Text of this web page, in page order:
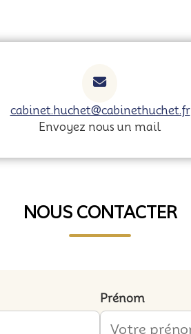
cabinet.huchet@cabinethuchet.fr
Envoyez nous un mail
NOUS CONTACTER
Prénom